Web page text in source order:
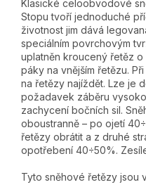
Klasické celoobvodové
Stopu tvoří jednoduché
životnost jim dává
speciálním povrchovým
uplatněn kroucený řetěz o
páky na vnějším řetězu.
na řetězy najíždět. Lze je
požadavek záběru
zachycení bočních sil.
oboustranně – po ojetí
řetězy obrátit a z druhé
opotřebení 40÷50%.
Tyto sněhové řetězy jsou